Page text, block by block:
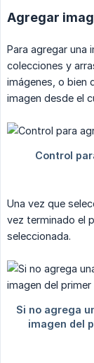
Agregar
Para agregar una
colecciones y
imágenes, o bien
imagen desde el
Una vez que
vez terminado el
seleccionada.